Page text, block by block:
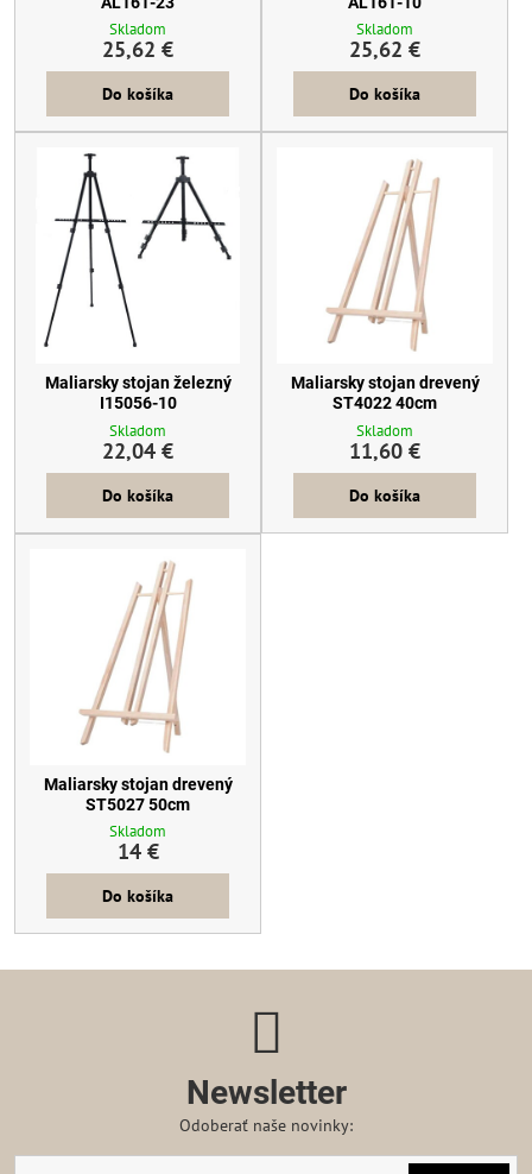
Skladom
25,62 €
Do košíka
Skladom
25,62 €
Do košíka
Maliarsky stojan železný
I15056-10
Skladom
22,04 €
Do košíka
Maliarsky stojan drevený
ST4022 40cm
Skladom
11,60 €
Do košíka
Maliarsky stojan drevený
ST5027 50cm
Skladom
14 €
Do košíka
Newsletter
Odoberať naše novinky: